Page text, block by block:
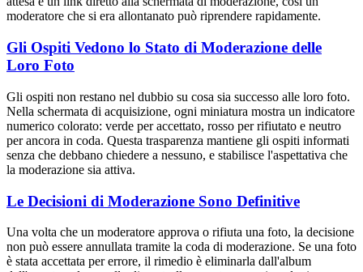
moderatore che si era allontanato può riprendere rapidamente.
Gli Ospiti Vedono lo Stato di Moderazione delle
Loro Foto
Gli ospiti non restano nel dubbio su cosa sia successo alle loro foto.
Nella schermata di acquisizione, ogni miniatura mostra un indicatore
numerico colorato: verde per accettato, rosso per rifiutato e neutro
per ancora in coda. Questa trasparenza mantiene gli ospiti informati
senza che debbano chiedere a nessuno, e stabilisce l'aspettativa che
la moderazione sia attiva.
Le Decisioni di Moderazione Sono Definitive
Una volta che un moderatore approva o rifiuta una foto, la decisione
non può essere annullata tramite la coda di moderazione. Se una foto
è stata accettata per errore, il rimedio è eliminarla dall'album